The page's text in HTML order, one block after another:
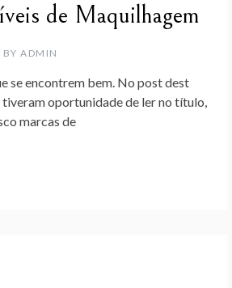
de Maquilhagem
BY ADMIN
se encontrem bem. No post dest
oportunidade de ler no título,
marcas de